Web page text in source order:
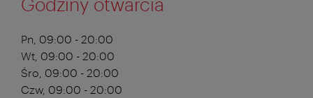
Pn, 09:00 - 20:00
Wt, 09:00 - 20:00
Śro, 09:00 - 20:00
Czw, 09:00 - 20:00